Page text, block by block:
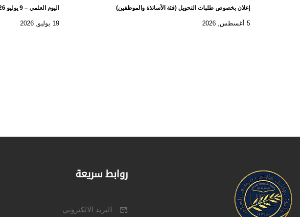
إعلان بخصوص طلبات التحويل (فئة الأساتذة والموظفين)
5 أغسطس, 2026
اليوم العلمي – 9 يوليو 2026 / الكتيب.
19 يوليو, 2026
روابط سريعة
البريد الالكتروني